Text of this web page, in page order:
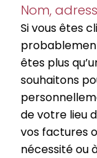
Nom,
Si vous êtes
êtes plus
souhaitons
de votre lieu
vos factures
nécessité ou